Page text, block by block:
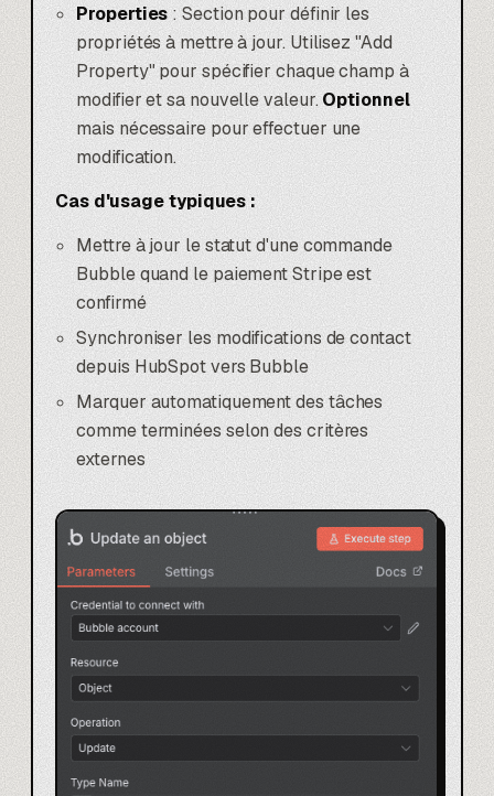
Properties: Section pour définir les
propriétés à mettre à jour. Utilisez "Add
Property" pour spécifier chaque champ à
modifier et sa nouvelle valeur.Optionnel
mais nécessaire pour effectuer une
modification.
Cas d'usage typiques :
Mettre à jour le statut d'une commande
Bubble quand le paiement Stripe est
confirmé
Synchroniser les modifications de contact
depuis HubSpotvers Bubble
Marquer automatiquement des tâches
comme terminées selon des critères
externes